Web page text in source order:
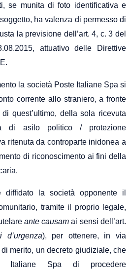
se munita di foto identificativa e
ha valenza di permesso di
la previsione dell’art. 4, c. 3 del
attuativo delle Direttive
la società Poste Italiane Spa si
corrente allo straniero, a fronte
quest’ultimo, della sola ricevuta
di asilo politico / protezione
ritenuta da controparte inidonea a
di riconoscimento ai fini della
diffidato la società opponente il
tramite il proprio legale,
ante causamai sensi dell’art.
d’urgenza), per ottenere, in via
merito, un decreto giudiziale, che
Italiane Spa di procedere